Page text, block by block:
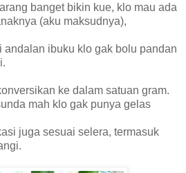
banget bikin kue, klo mau ada
(aku maksudnya),
andalan ibuku klo gak bolu pandan
ke dalam satuan gram.
mah klo gak punya gelas
juga sesuai selera, termasuk